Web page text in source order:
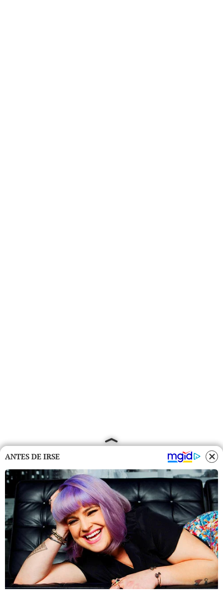
ANTES DE IRSE